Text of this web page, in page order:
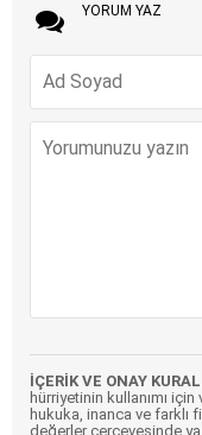
YORUM YAZ
İÇERİK VE ONAY
hürriyetinin kullanımı için
hukuka, inanca ve farklı
değerler çerçevesinde